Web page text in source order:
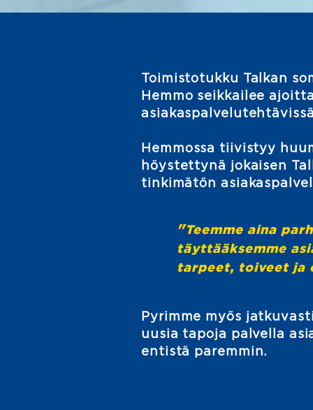
Toimistotukku Talkan
Hemmo seikkailee
Hemmossa tiivistyy
höystettynä jokaisen
tinkimätön
"Teemme aina
täyttääksemme
tarpeet, toiveet ja
Pyrimme myös
uusia tapoja palvella
entistä paremmin.